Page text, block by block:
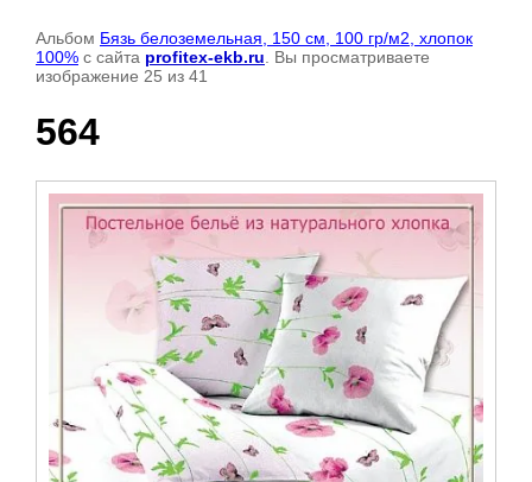
Альбом Бязь белоземельная, 150 см, 100 гр/м2, хлопок
100% с сайта profitex-ekb.ru . Вы просматриваете
изображение 25 из 41
564